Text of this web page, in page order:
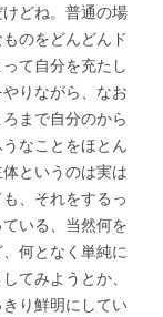
どね。普通の場
のをどんどんド
て自分を充たし
りながら、なお
まで自分のから
なことをほとん
というのは実は
、それをするっ
いる、当然何を
何となく単純に
てみようとか、
り鮮明にしてい